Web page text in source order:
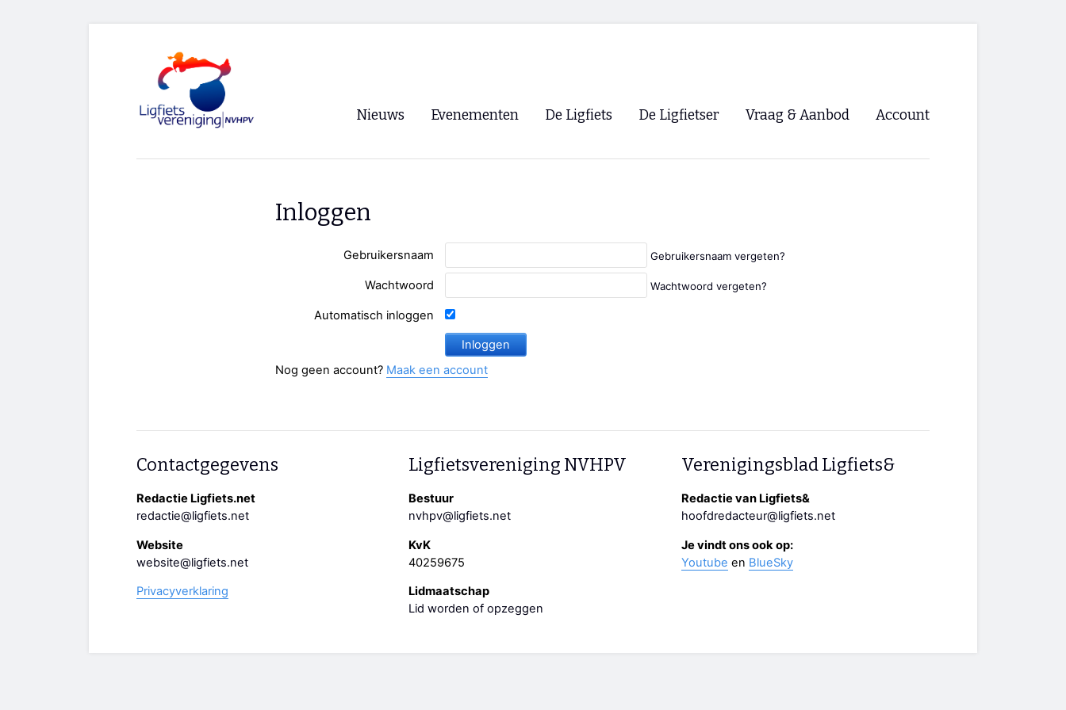
Nieuws Evenementen
Paastreffen
Oliebollentocht
De Ligfiets De Ligfietser
Lokale Fietsverenigingen
Vraag & Aanbod Account
Inloggen
Gebruikersnaam Gebruikersnaam vergeten?
Wachtwoord Wachtwoord vergeten?
Automatisch inloggen
Nog geen account? Maak een account
Contactgegevens
Redactie Ligfiets.net
redactie@ligfiets.net
Website
website@ligfiets.net
Privacyverklaring
Ligfietsvereniging NVHPV
Bestuur
nvhpv@ligfiets.net
KvK
40259675
Lidmaatschap
Lid worden of opzeggen
Verenigingsblad Ligfiets&
Redactie van Ligfiets&
hoofdredacteur@ligfiets.net
Je vindt ons ook op:
Youtube en BlueSky